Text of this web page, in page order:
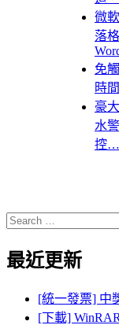
微
落
免
時
豪
水
控…
Search
for:
最近更新
[統一發票] 中
[下載]